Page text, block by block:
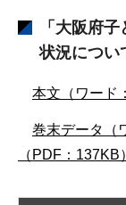
「大阪府
状況につい
本文（ワード
巻末データ（
（PDF：137KB）